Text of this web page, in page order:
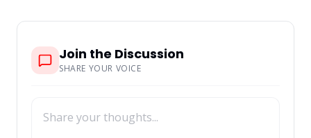
Join the Discussion
SHARE YOUR VOICE